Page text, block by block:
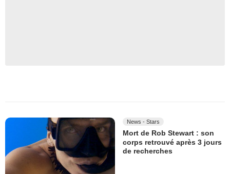
News - Stars
Mort de Rob Stewart : son
corps retrouvé après 3 jours
de recherches